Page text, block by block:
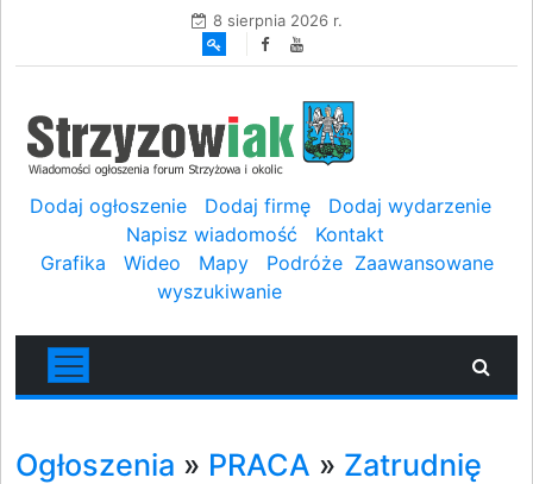
8 sierpnia 2026 r.
Dodaj ogłoszenie Dodaj firmę
Dodaj wydarzenie
Napisz wiadomość
Kontakt
Grafika
Wideo Mapy Podróże Zaawansowane
wyszukiwanie
Ogłoszenia » PRACA » Zatrudnię